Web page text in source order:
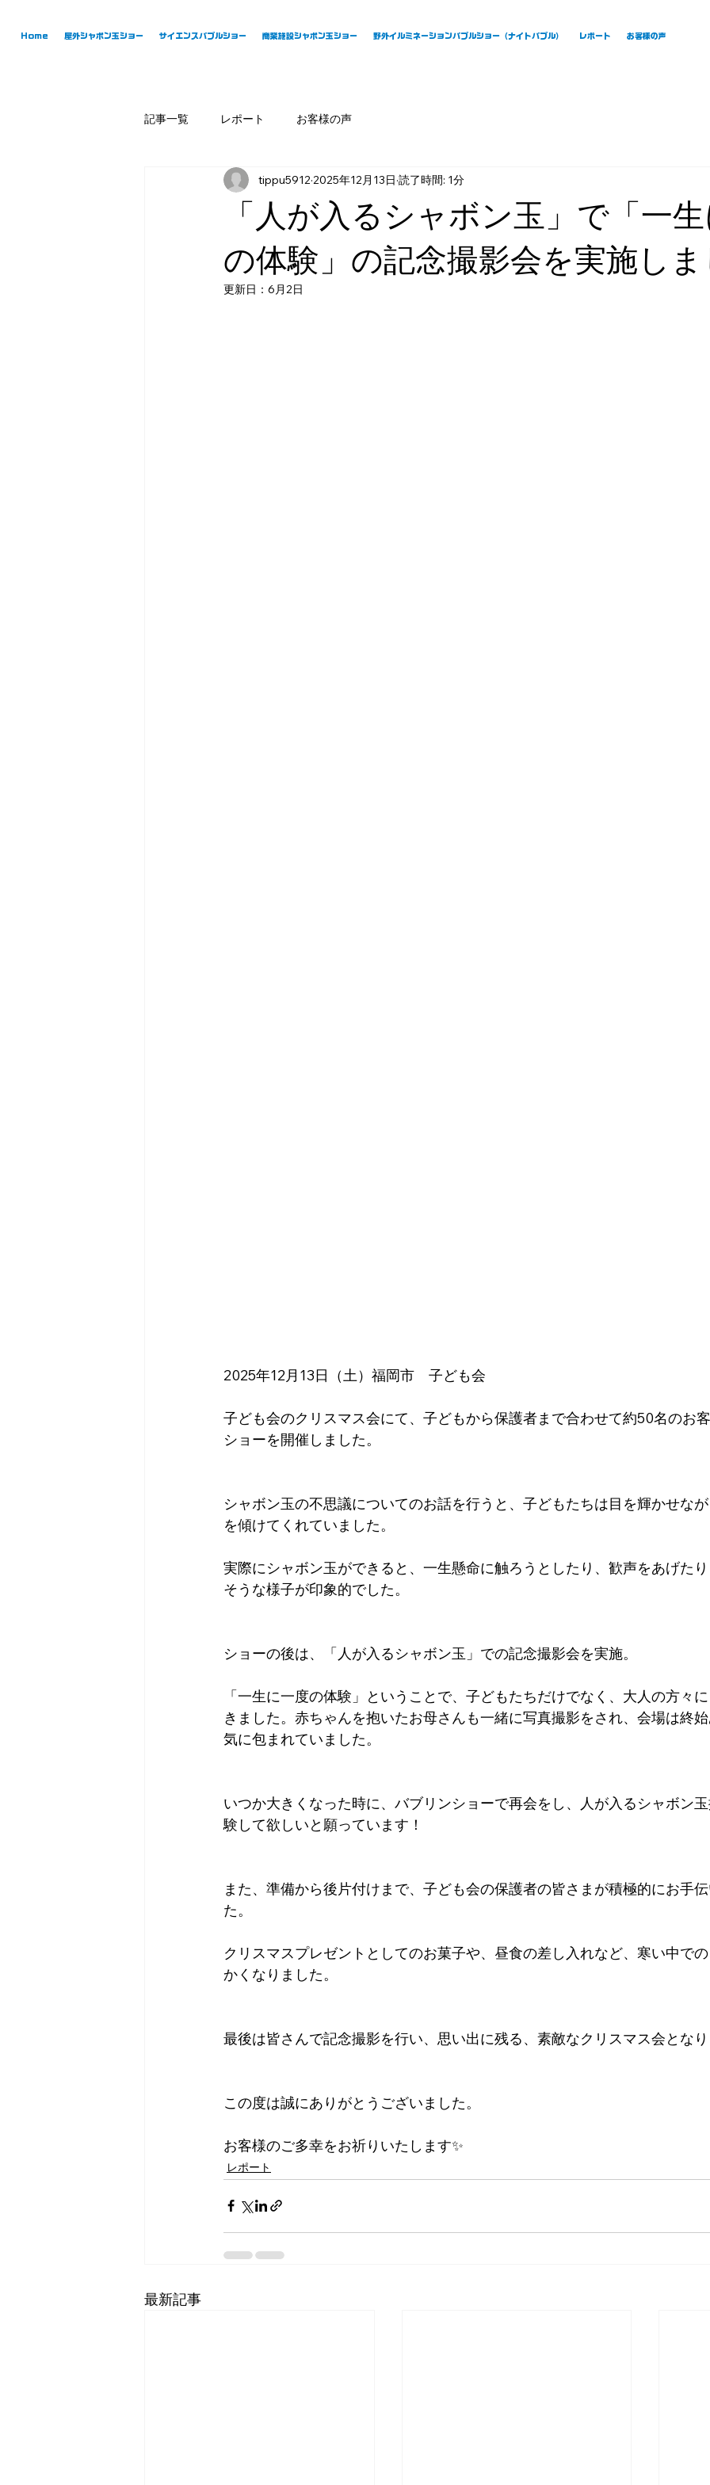
Home 屋外シャボン玉ショー サイエンスバブルショー 商業施設シャボン玉ショー 野外イルミネーションバブルショー（ナイトバブル） レポート お客様の声
記事一覧 レポート お客様の声
「人が入るシャボン玉」で「一
の体験」の記念撮影会を実施しま
tippu5912 2025年12月13日 読了時間: 1分
更新日： 6月2日
2025年12月13日（土）福岡市　子ども会
子ども会のクリスマス会にて、子どもから保護者まで合わせて約50名のお
ショーを開催しました。
シャボン玉の不思議についてのお話を行うと、子どもたちは目を輝かせな
を傾けてくれていました。
実際にシャボン玉ができると、一生懸命に触ろうとしたり、歓声をあげた
そうな様子が印象的でした。
ショーの後は、「人が入るシャボン玉」での記念撮影会を実施。
「一生に一度の体験」ということで、子どもたちだけでなく、大人の方々
きました。赤ちゃんを抱いたお母さんも一緒に写真撮影をされ、会場は終
気に包まれていました。
いつか大きくなった時に、バブリンショーで再会をし、人が入るシャボン
験して欲しいと願っています！
また、準備から後片付けまで、子ども会の保護者の皆さまが積極的にお手
た。
クリスマスプレゼントとしてのお菓子や、昼食の差し入れなど、寒い中で
かくなりました。
最後は皆さんで記念撮影を行い、思い出に残る、素敵なクリスマス会となり
この度は誠にありがとうございました。
お客様のご多幸をお祈りいたします✨
レポート
最新記事